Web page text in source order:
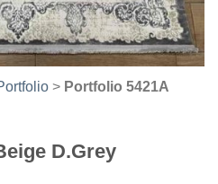
> Portfolio 5421A
D.Grey